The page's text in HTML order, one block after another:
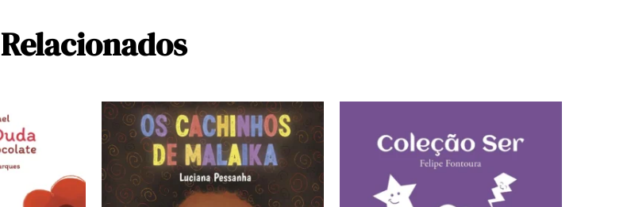
Relacionados